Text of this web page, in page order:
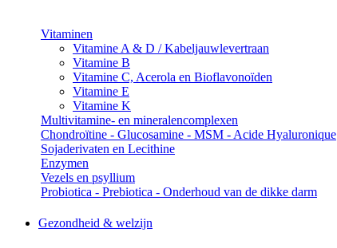
Vitaminen
Vitamine A & D / Kabeljauwlevertraan
Vitamine B
Vitamine C, Acerola en Bioflavonoïden
Vitamine E
Vitamine K
Multivitamine- en mineralencomplexen
Chondroïtine - Glucosamine - MSM - Acide Hyaluronique
Sojaderivaten en Lecithine
Enzymen
Vezels en psyllium
Probiotica - Prebiotica - Onderhoud van de dikke darm
Gezondheid & welzijn